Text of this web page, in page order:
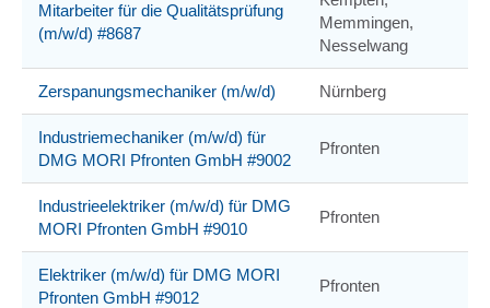
Mitarbeiter für die Qualitätsprüfung
(m/w/d) #8687
Memmingen,
Nesselwang
Zerspanungsmechaniker (m/w/d) Nürnberg
Industriemechaniker (m/w/d) für
DMG MORI Pfronten GmbH #9002
Pfronten
Industrieelektriker (m/w/d) für DMG
MORI Pfronten GmbH #9010
Pfronten
Elektriker (m/w/d) für DMG MORI
Pfronten GmbH #9012
Pfronten